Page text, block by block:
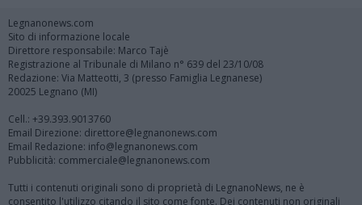
Legnanonews.com
Sito di informazione locale
Direttore responsabile: Marco Tajè
Registrazione al Tribunale di Milano n° 639 del 23/10/08
Redazione: Via Matteotti, 3 (presso Famiglia Legnanese)
20025 Legnano (MI)
Cell.: +39.393.9013760
Email Direzione: direttore@legnanonews.com
Email Redazione: info@legnanonews.com
Pubblicità: commerciale@legnanonews.com
Tutti i contenuti originali sono di proprietà di LegnanoNews, ne è
consentito l'utilizzo citando il sito come fonte. Dei contenuti non originali